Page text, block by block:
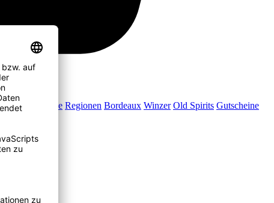
Jubiläumsweine Regionen Bordeaux Winzer Old Spirits Gutscheine